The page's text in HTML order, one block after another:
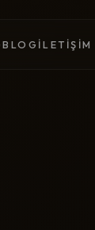
BLOG İLETIŞIM